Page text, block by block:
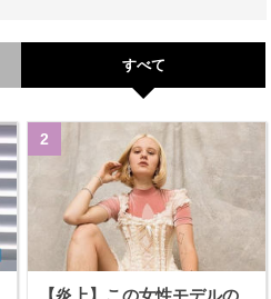
すべて
【炎上】この女性モデルの